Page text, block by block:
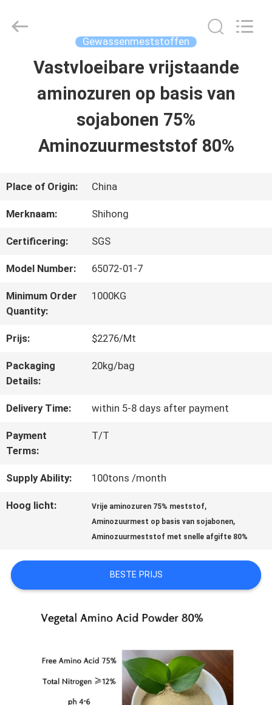
HUIS
PRODUCTEN
VIDEOS
FABRIEKSREIS
KWALITEITSCONTROLE
CONTACTEER
ONS
VERZOEK
OM EEN
CITAAT
PRIVACYBELEID
Sichuan
Shihong
Gewassenmeststoffen
Vastvloeibare vrijstaande
aminozuren op basis van
sojabonen 75%
Aminozuurmeststof 80%
Place of Origin: China
Merknaam: Shihong
Certificering: SGS
Model Number: 65072-01-7
Minimum Order
Quantity:
1000KG
Prijs: $2276/Mt
Packaging
Details:
20kg/bag
Delivery Time: within 5-8 days after payment
Payment
Terms:
T/T
Supply Ability: 100tons /month
Hoog licht: Vrije aminozuren 75% meststof,
Aminozuurmest op basis van sojabonen,
Aminozuurmeststof met snelle afgifte 80%
BESTE PRIJS